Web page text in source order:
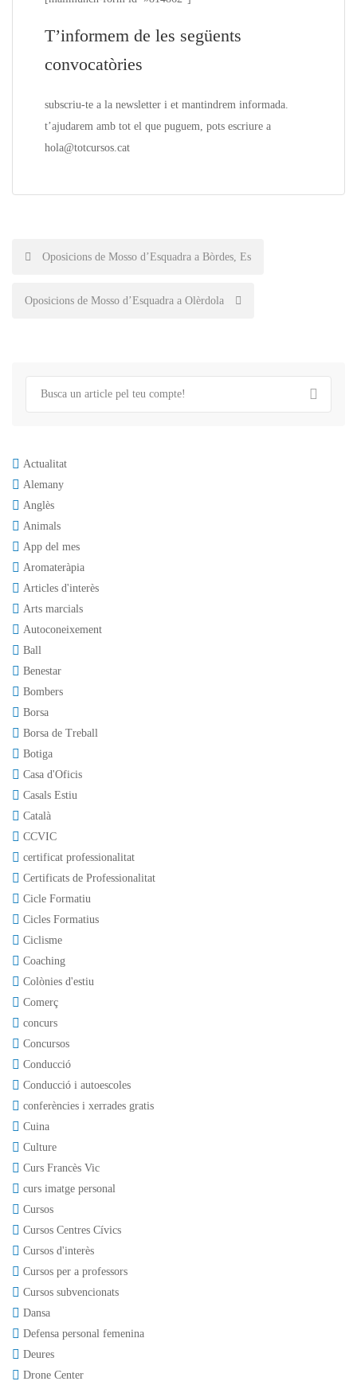
T’informem de les següents
convocatòries
subscriu-te a la newsletter i et mantindrem informada.
t’ajudarem amb tot el que puguem, pots escriure a
hola@totcursos.cat
Post
navigation
Oposicions de Mosso d’Esquadra a Bòrdes, Es
Oposicions de Mosso d’Esquadra a Olèrdola
Actualitat
Alemany
Anglès
Animals
App del mes
Aromateràpia
Articles d'interès
Arts marcials
Autoconeixement
Ball
Benestar
Bombers
Borsa
Borsa de Treball
Botiga
Casa d'Oficis
Casals Estiu
Català
CCVIC
certificat professionalitat
Certificats de Professionalitat
Cicle Formatiu
Cicles Formatius
Ciclisme
Coaching
Colònies d'estiu
Comerç
concurs
Concursos
Conducció
Conducció i autoescoles
conferències i xerrades gratis
Cuina
Culture
Curs Francès Vic
curs imatge personal
Cursos
Cursos Centres Cívics
Cursos d'interès
Cursos per a professors
Cursos subvencionats
Dansa
Defensa personal femenina
Deures
Drone Center